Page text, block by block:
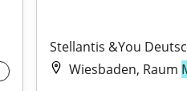
Stellantis &You
Wiesbaden, Raum